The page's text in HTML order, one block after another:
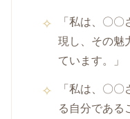
「私は、〇
現し、その魅
ています。」
「私は、〇
る自分である